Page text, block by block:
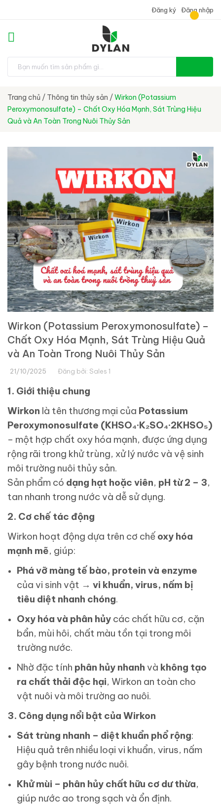
Đăng ký Đăng nhập
Trang chủ / Thông tin thủy sản /Wirkon (Potassium
Peroxymonosulfate) – Chất Oxy Hóa Mạnh, Sát Trùng Hiệu
Quả và An Toàn Trong Nuôi Thủy Sản
Wirkon (Potassium Peroxymonosulfate) –
Chất Oxy Hóa Mạnh, Sát Trùng Hiệu Quả
và An Toàn Trong Nuôi Thủy Sản
21/10/2025 Đăng bởi: Sales 1
1. Giới thiệu chung
Wirkon là tên thương mại của Potassium
Peroxymonosulfate (KHSO₄·K₂SO₄·2KHSO₅)
– một hợp chất oxy hóa mạnh, được ứng dụng
rộng rãi trong khử trùng, xử lý nước và vệ sinh
môi trường nuôi thủy sản.
Sản phẩm có dạng hạt hoặc viên, pH từ 2 – 3,
tan nhanh trong nước và dễ sử dụng.
2. Cơ chế tác động
Wirkon hoạt động dựa trên cơ chế oxy hóa
mạnh mẽ, giúp:
Phá vỡ màng tế bào, protein và enzyme
của vi sinh vật →vi khuẩn, virus, nấm bị
tiêu diệt nhanh chóng.
Oxy hóa và phân hủy các chất hữu cơ, cặn
bẩn, mùi hôi, chất màu tồn tại trong môi
trường nước.
Nhờ đặc tính phân hủy nhanh và không tạo
ra chất thải độc hại, Wirkon an toàn cho
vật nuôi và môi trường ao nuôi.
3. Công dụng nổi bật của Wirkon
Sát trùng nhanh – diệt khuẩn phổ rộng:
Hiệu quả trên nhiều loại vi khuẩn, virus, nấm
gây bệnh trong nước nuôi.
Khử mùi – phân hủy chất hữu cơ dư thừa,
giúp nước ao trong sạch và ổn định.